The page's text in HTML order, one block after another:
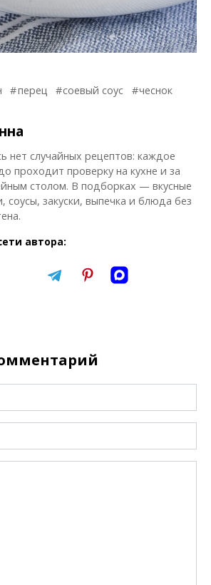
перец соевый соус чеснок
нет случайных рецептов: каждое
проходит проверку на кухне и за
столом. В подборках — вкусные
соусы, закуски, выпечка и блюда без
автора: